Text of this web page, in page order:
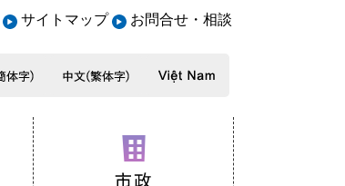
サイトマップ お問合せ・相談